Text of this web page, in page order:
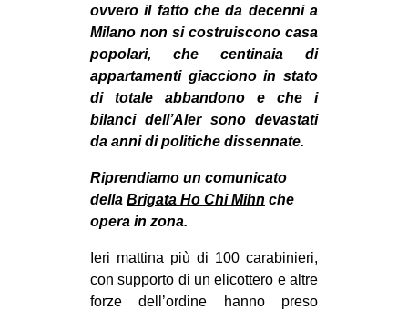
MIGRAZIONI
PRECARIATO
REPRESSIONE
STUDENTI
CULTURE
CINEMA
MUSICA
RECENSIONI
ovvero il fatto che da decenni a
Milano non si costruiscono casa
popolari, che centinaia di
appartamenti giacciono in stato
di totale abbandono e che i
bilanci dell’Aler sono devastati
da anni di politiche dissennate.
Riprendiamo un comunicato
della Brigata Ho Chi Mihn che
opera in zona.
Ieri mattina più di 100 carabinieri,
con supporto di un elicottero e altre
forze dell’ordine hanno preso